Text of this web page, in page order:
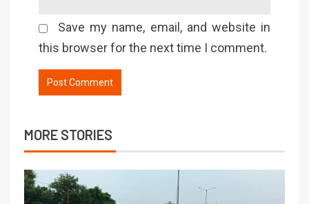
Save my name, email, and website in
this browser for the next time I comment.
MORE STORIES